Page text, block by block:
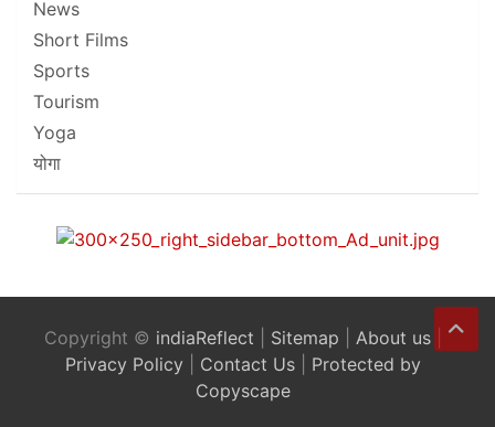
News
Short Films
Sports
Tourism
Yoga
योगा
Copyright © indiaReflect Sitemap About us
Privacy Policy
Contact Us
Protected by
Copyscape